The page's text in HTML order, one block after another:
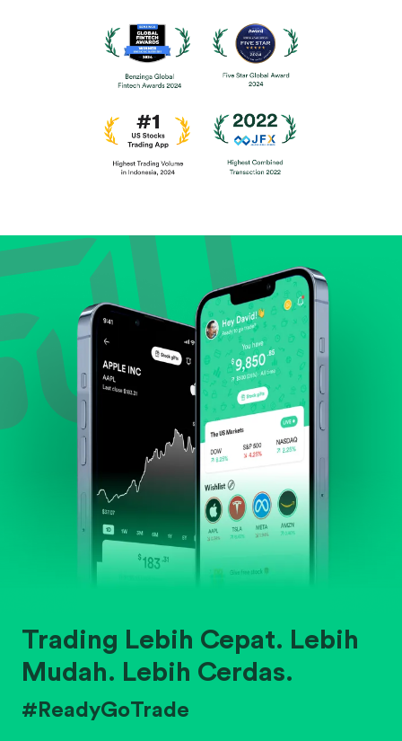
Trading Lebih Cepat. Lebih
Mudah. Lebih Cerdas.
#ReadyGoTrade